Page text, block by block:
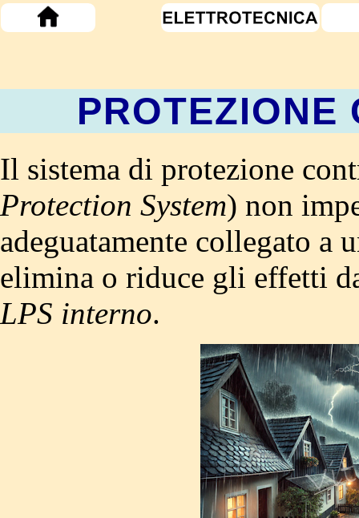
PROTEZIONE
Il sistema di protezione
Protection System) non
adeguatamente collegato a
elimina o riduce gli effetti
LPS interno.